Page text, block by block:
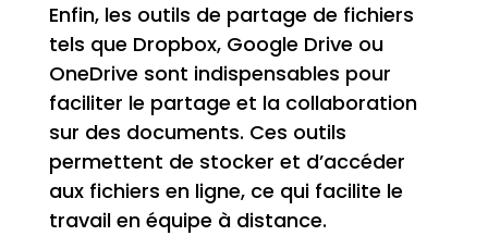
Enfin, les outils de partage de fichiers
tels que Dropbox, Google Drive ou
OneDrive sont indispensables pour
faciliter le partage et la collaboration
sur des documents. Ces outils
permettent de stocker et d’accéder
aux fichiers en ligne, ce qui facilite le
travail en équipe à distance.